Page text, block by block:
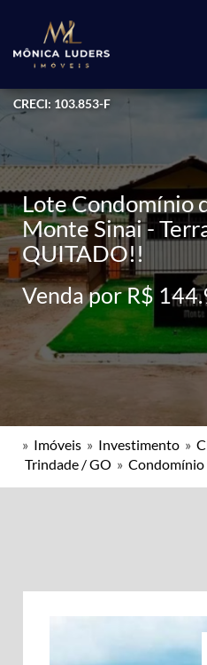
CRECI: 103.853-F
Lote Condomínio
Monte Sinai -
QUITADO!!
Venda por R$
» Imóveis » Investimento »
Trindade / GO » Condomínio